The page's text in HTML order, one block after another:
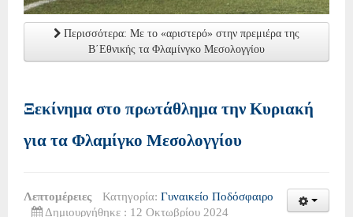
Περισσότερα: Με το «αριστερό» στην πρεμιέρα της
Β΄Εθνικής τα Φλαμίνγκο Μεσολογγίου
Ξεκίνημα στο πρωτάθλημα την Κυριακή
για τα Φλαμίγκο Μεσολογγίου
Λεπτομέρειες Κατηγορία: Γυναικείο Ποδόσφαιρο
Δημιουργήθηκε : 12 Οκτωβρίου 2024